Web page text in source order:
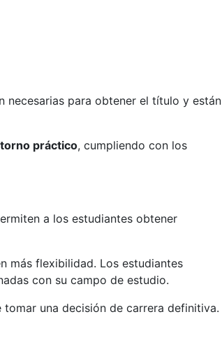
necesarias para obtener el título y están
práctico, cumpliendo con los
a los estudiantes obtener
más flexibilidad. Los estudiantes
con su campo de estudio.
tomar una decisión de carrera definitiva.